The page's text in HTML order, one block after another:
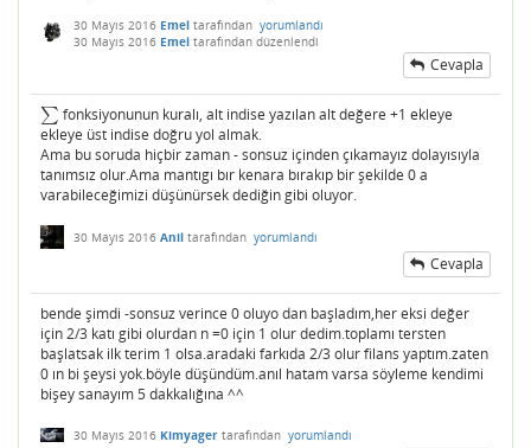
30 Mayıs 2016 Emel tarafından yorumlandı
30 Mayıs 2016 Emel tarafından düzenlendi
Cevapla
∑
∑
fonksiyonunun kuralı, alt indise yazılan alt değere +1 ekleye
ekleye üst indise doğru yol almak.
Ama bu soruda hiçbir zaman - sonsuz içinden çıkamayız dolayısıyla
tanımsız olur.Ama mantıgı bır kenara bırakıp bir şekilde 0 a
varabileceğimizi düşünürsek dediğin gibi oluyor.
30 Mayıs 2016 Anil tarafından yorumlandı
Cevapla
bende şimdi -sonsuz verince 0 oluyo dan başladım,her eksi değer
için 2/3 katı gibi olurdan n =0 için 1 olur dedim.toplamı tersten
başlatsak ilk terim 1 olsa.aradaki farkıda 2/3 olur filans yaptım.zaten
0 ın bi şeysi yok.böyle düşündüm.anıl hatam varsa söyleme kendimi
bişey sanayım 5 dakkalığına ^^
30 Mayıs 2016 Kimyager tarafından yorumlandı